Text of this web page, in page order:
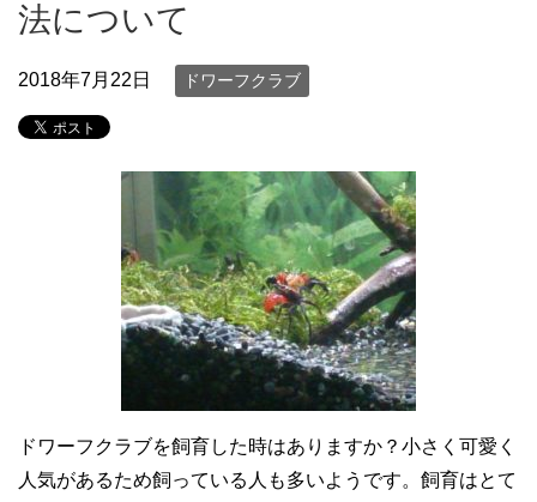
法について
2018年7月22日 ドワーフクラブ
ドワーフクラブを飼育した時はありますか？小さく可愛く
人気があるため飼っている人も多いようです。飼育はとて